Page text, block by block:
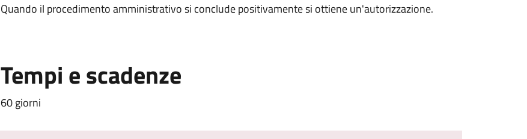
Quando il procedimento amministrativo si conclude positivamente si ottiene un'autorizzazione.
Tempi e scadenze
60 giorni